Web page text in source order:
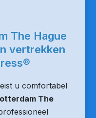
The Hague
vertrekken
u comfortabel
The